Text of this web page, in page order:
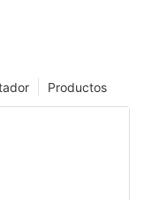
Productos